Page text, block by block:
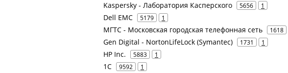
Kaspersky - Лаборатория Касперского 5656 1
Dell EMC 5179 1
МГТС - Московская городская телефонная сеть 1618
Gen Digital - NortonLifeLock (Symantec) 1731 1
HP Inc. 5883 1
1С 9592 1